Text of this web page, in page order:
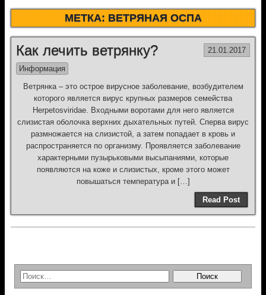
МЕТКА:ВЕТРЯНАЯ ОСПА
Как лечить ветрянку? 21.01.2017
Информация
Ветрянка – это острое вирусное заболевание, возбудителем
которого является вирус крупных размеров семейства
Herpetosviridae. Входными воротами для него является
слизистая оболочка верхних дыхательных путей. Сперва вирус
размножается на слизистой, а затем попадает в кровь и
распространяется по организму. Проявляется заболевание
характерными пузырьковыми высыпаниями, которые
появляются на коже и слизистых, кроме этого может
повышаться температура и […]
Read Post